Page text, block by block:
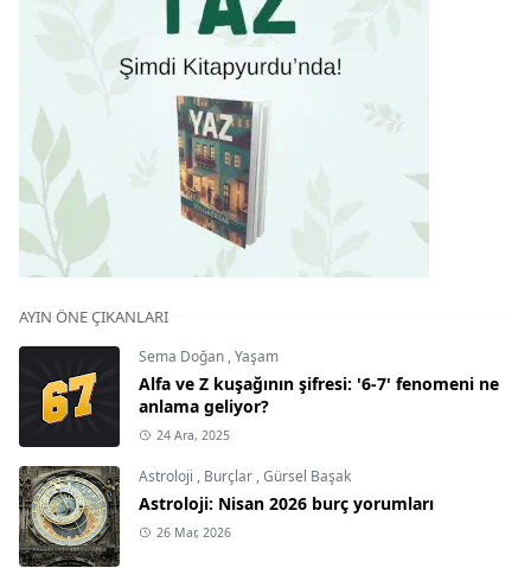
AYIN ÖNE ÇIKANLARI
Sema Doğan ,Yaşam
Alfa ve Z kuşağının şifresi: '6-7' fenomeni ne
anlama geliyor?
24 Ara, 2025
Astroloji , Burçlar ,Gürsel Başak
Astroloji: Nisan 2026 burç yorumları
26 Mar, 2026